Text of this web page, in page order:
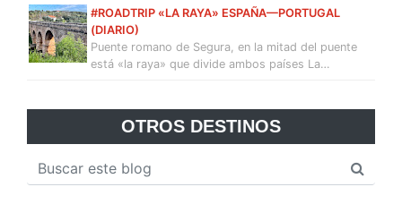
#ROADTRIP «LA RAYA» ESPAÑA—PORTUGAL
(DIARIO)
Puente romano de Segura, en la mitad del puente
está «la raya» que divide ambos países La…
OTROS DESTINOS